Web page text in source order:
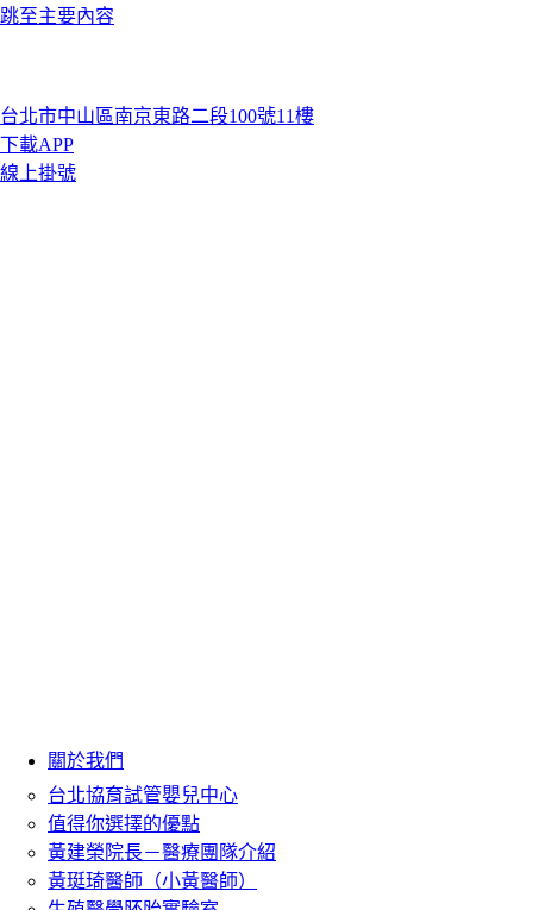
跳至主要內容
台北市中山區南京東路二段100號11樓
下載APP
線上掛號
關於我們
台北協育試管嬰兒中心
值得你選擇的優點
黃建榮院長－醫療團隊介紹
黃珽琦醫師（小黃醫師）